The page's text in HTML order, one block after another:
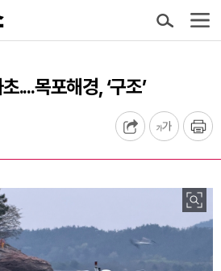
....목포해경, ‘구조’